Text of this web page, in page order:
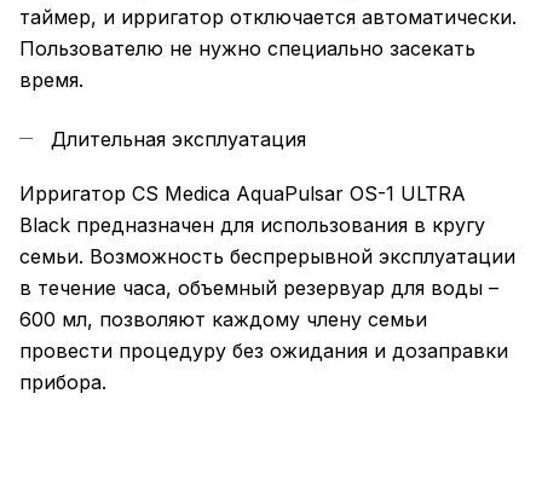
таймер, и ирригатор отключается автоматически.
Пользователю не нужно специально засекать
время.
Длительная эксплуатация
Ирригатор CS Medica AquaPulsar OS-1 ULTRA
Black предназначен для использования в кругу
семьи. Возможность беспрерывной эксплуатации
в течение часа, объемный резервуар для воды –
600 мл, позволяют каждому члену семьи
провести процедуру без ожидания и дозаправки
прибора.